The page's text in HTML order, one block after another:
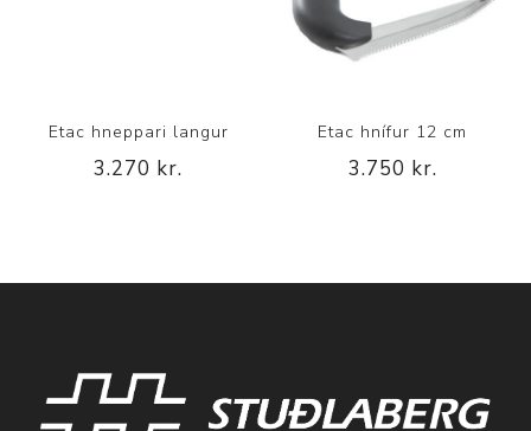
Etac hneppari langur
3.270 kr.
Etac hnífur 12 cm
3.750 kr.